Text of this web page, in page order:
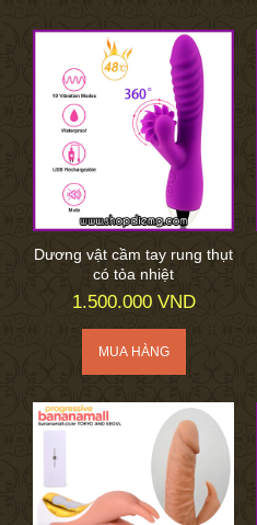
Dương vật cầm tay rung thụt
có tỏa nhiệt
1.500.000 VND